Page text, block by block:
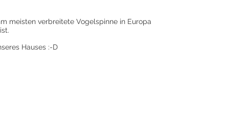
meisten verbreitete Vogelspinne in Europa
Hauses :-D